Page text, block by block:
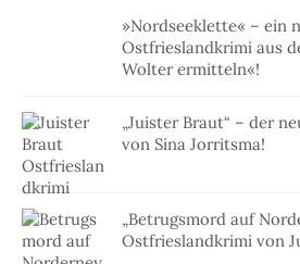
»Nordseeklette« – ein
Ostfrieslandkrimi aus
Wolter ermitteln«!
„Juister Braut“ – der
von Sina Jorritsma!
„Betrugsmord auf
Ostfrieslandkrimi von